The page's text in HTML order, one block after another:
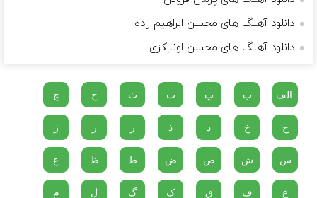
دانلود آهنگ های محسن ابراهیم زاده
دانلود آهنگ های محسن اونیکزی
الف ب پ ت ث ج چ
ح خ د ذ ر ز ژ
س ش ص ض ط ظ ع
غ ف ق ک گ ل م